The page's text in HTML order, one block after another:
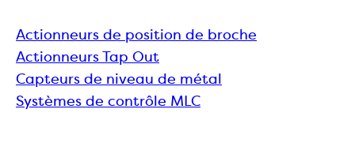
Actionneurs de position de broche
Actionneurs Tap Out
Capteurs de niveau de métal
Systèmes de contrôle MLC